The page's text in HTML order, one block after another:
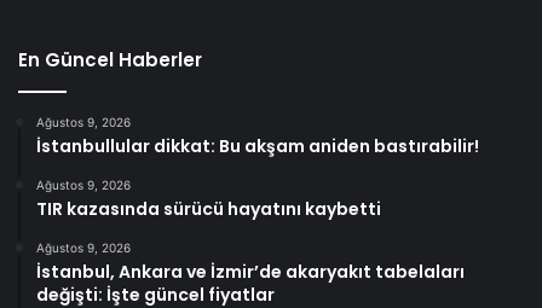
En Güncel Haberler
Ağustos 9, 2026
İstanbullular dikkat: Bu akşam aniden bastırabilir!
Ağustos 9, 2026
TIR kazasında sürücü hayatını kaybetti
Ağustos 9, 2026
İstanbul, Ankara ve İzmir’de akaryakıt tabelaları
değişti: İşte güncel fiyatlar